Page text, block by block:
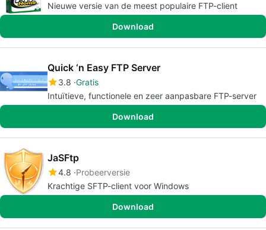
Nieuwe versie van de meest populaire FTP-client
Download
Quick ‘n Easy FTP Server
3.8 Gratis
Intuïtieve, functionele en zeer aanpasbare FTP-server
Download
JaSFtp
4.8 Probeerversie
Krachtige SFTP-client voor Windows
Download